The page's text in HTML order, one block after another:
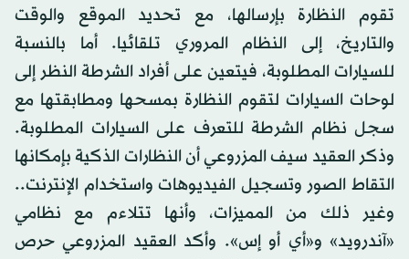
تقوم النظارة بإرسالها، مع تحديد الموقع والوقت
والتاريخ، إلى النظام المروري تلقائيا. أما بالنسبة
للسيارات المطلوبة، فيتعين على أفراد الشرطة النظر إلى
لوحات السيارات لتقوم النظارة بمسحها ومطابقتها مع
سجل نظام الشرطة للتعرف على السيارات المطلوبة.
وذكر العقيد سيف المزروعي أن النظارات الذكية بإمكانها
التقاط الصور وتسجيل الفيديوهات واستخدام الإنترنت..
وغير ذلك من المميزات، وأنها تتلاءم مع نظامي
«آندرويد» و«أي أو إس». وأكد العقيد المزروعي حرص